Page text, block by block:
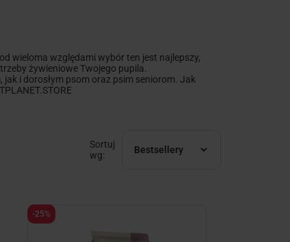
wieloma względami wybór ten jest najlepszy,
żywieniowe Twojego pupila.
i dorosłym psom oraz psim seniorom. Jak
Sortuj
wg:
Bestsellery
-25%